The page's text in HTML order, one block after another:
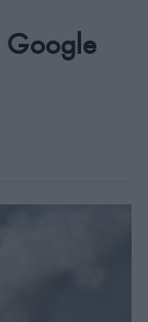
Google